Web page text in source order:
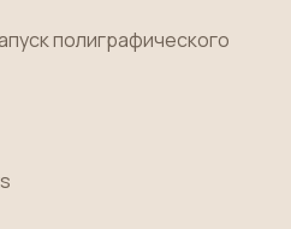
полиграфического